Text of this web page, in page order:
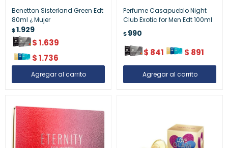
Benetton Sisterland Green Edt
80ml ¿ Mujer
$1.929
$1.639
$1.736
Perfume Casapueblo Night
Club Exotic for Men Edt 100ml
$990
$ 841 $ 891